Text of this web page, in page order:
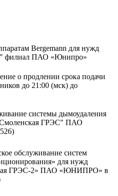
Bergemann для нужд
филиал ПАО «Юнипро»
о продлении срока подачи
до 21:00 (мск) до
системы дымоудаления
ГРЭС" ПАО
обслуживание систем
для нужд
ГРЭС-2» ПАО «ЮНИПРО» в